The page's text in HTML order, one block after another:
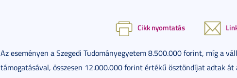
Cikk nyomtatás
Az eseményen a Szegedi Tudományegyetem 8.500.000 forint, míg a
támogatásával, összesen 12.000.000 forint értékű ösztöndíjat adtak